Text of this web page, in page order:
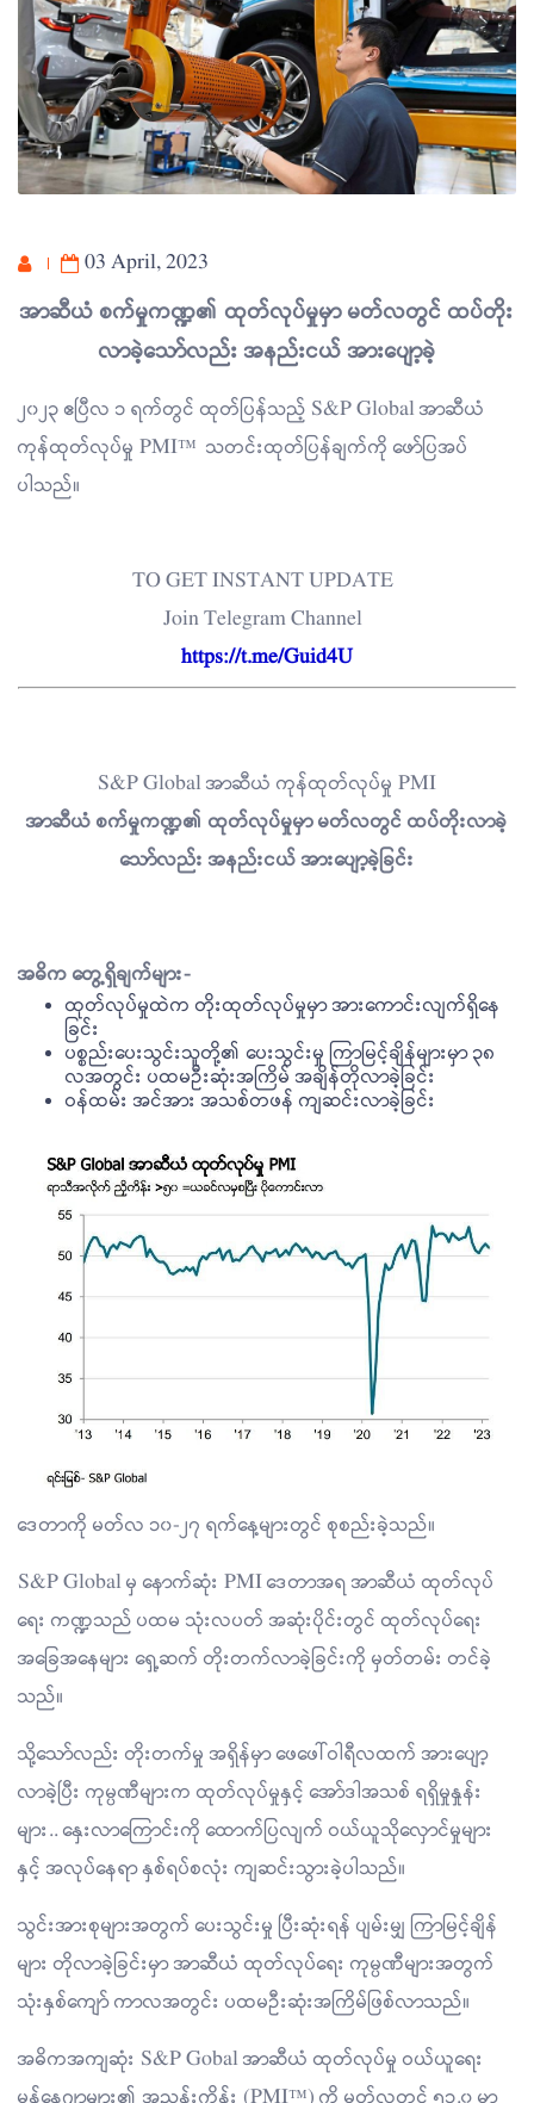
03 April, 2023
အာဆီယံ စက်မှုကဏ္ဍ၏ ထုတ်လုပ်မှုမှာ မတ်လတွင် ထပ်တိုး
လာခဲ့သော်လည်း အနည်းငယ် အားပျော့ခဲ့
၂၀၂၃ ဧပြီလ ၁ ရက်တွင် ထုတ်ပြန်သည့် S&P Global အာဆီယံ
ကုန်ထုတ်လုပ်မှု PMI™ သတင်းထုတ်ပြန်ချက်ကို ဖော်ပြအပ်
ပါသည်။
TO GET INSTANT UPDATE
Join Telegram Channel
https://t.me/Guid4U
S&P Global အာဆီယံ ကုန်ထုတ်လုပ်မှု PMI
အာဆီယံ စက်မှုကဏ္ဍ၏ ထုတ်လုပ်မှုမှာ မတ်လတွင် ထပ်တိုးလာခဲ့
သော်လည်း အနည်းငယ် အားပျော့ခဲ့ခြင်း
အဓိက တွေ့ရှိချက်များ-
ထုတ်လုပ်မှုထဲက တိုးထုတ်လုပ်မှုမှာ အားကောင်းလျက်ရှိနေ
ခြင်း
ပစ္စည်းပေးသွင်းသူတို့၏ ပေးသွင်းမှု ကြာမြင့်ချိန်များမှာ ၃၈
လအတွင်း ပထမဦးဆုံးအကြိမ် အချိန်တိုလာခဲ့ခြင်း
ဝန်ထမ်း အင်အား အသစ်တဖန် ကျဆင်းလာခဲ့ခြင်း
ဒေတာကို မတ်လ ၁၀-၂၇ ရက်နေ့များတွင် စုစည်းခဲ့သည်။
S&P Global မှ နောက်ဆုံး PMI ဒေတာအရ အာဆီယံ ထုတ်လုပ်
ရေး ကဏ္ဍသည် ပထမ သုံးလပတ် အဆုံးပိုင်းတွင် ထုတ်လုပ်ရေး
အခြေအနေများ ရှေ့ဆက် တိုးတက်လာခဲ့ခြင်းကို မှတ်တမ်း တင်ခဲ့
သည်။
သို့သော်လည်း တိုးတက်မှု အရှိန်မှာ ဖေဖေါ်ဝါရီလထက် အားပျော့
လာခဲ့ပြီး ကုမ္ပဏီများက ထုတ်လုပ်မှုနှင့် အော်ဒါအသစ် ရရှိမှုနှုန်း
များ.. နှေးလာကြောင်းကို ထောက်ပြလျက် ဝယ်ယူသိုလှောင်မှုများ
နှင့် အလုပ်နေရာ နှစ်ရပ်စလုံး ကျဆင်းသွားခဲ့ပါသည်။
သွင်းအားစုများအတွက် ပေးသွင်းမှု ပြီးဆုံးရန် ပျမ်းမျှ ကြာမြင့်ချိန်
များ တိုလာခဲ့ခြင်းမှာ အာဆီယံ ထုတ်လုပ်ရေး ကုမ္ပဏီများအတွက်
သုံးနှစ်ကျော် ကာလအတွင်း ပထမဦးဆုံးအကြိမ်ဖြစ်လာသည်။
အဓိကအကျဆုံး S&P Gobal အာဆီယံ ထုတ်လုပ်မှု ဝယ်ယူရေး